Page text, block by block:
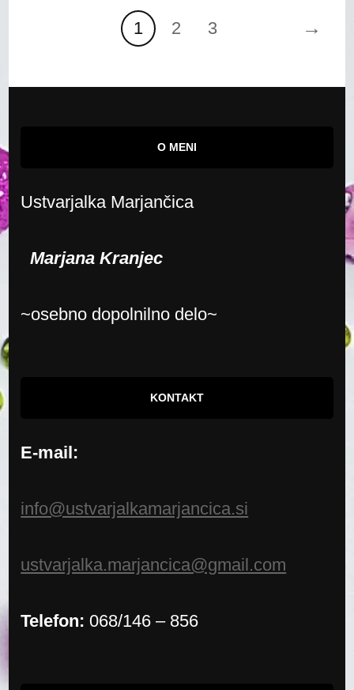
1 2 3 →
O MENI
Ustvarjalka Marjančica
Marjana Kranjec
~osebno dopolnilno delo~
KONTAKT
E-mail:
info@ustvarjalkamarjancica.si
ustvarjalka.marjancica@gmail.com
Telefon:068/146 – 856